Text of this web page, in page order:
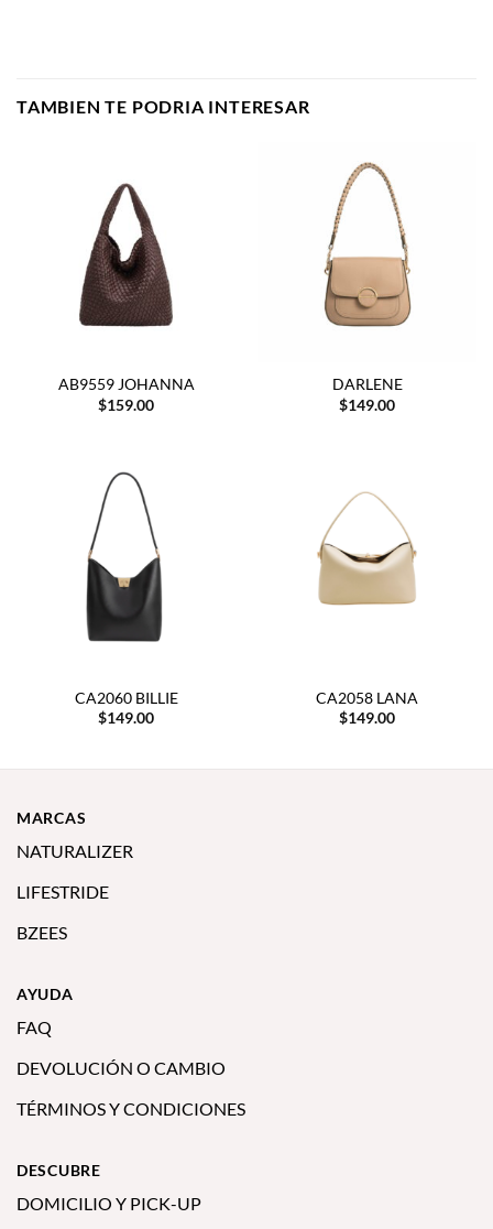
TAMBIEN TE PODRIA INTERESAR
AB9559 JOHANNA
$159.00
DARLENE
$149.00
CA2060 BILLIE
$149.00
CA2058 LANA
$149.00
MARCAS
NATURALIZER
LIFESTRIDE
BZEES
AYUDA
FAQ
DEVOLUCIÓN O CAMBIO
TÉRMINOS Y CONDICIONES
DESCUBRE
DOMICILIO Y PICK-UP